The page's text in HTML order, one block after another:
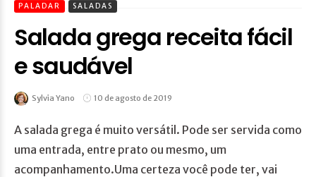
PALADAR SALADAS
Salada grega receita fácil
e saudável
Sylvia Yano 10 de agosto de 2019
A salada grega é muito versátil. Pode ser servida como
uma entrada, entre prato ou mesmo, um
acompanhamento.Uma certeza você pode ter, vai